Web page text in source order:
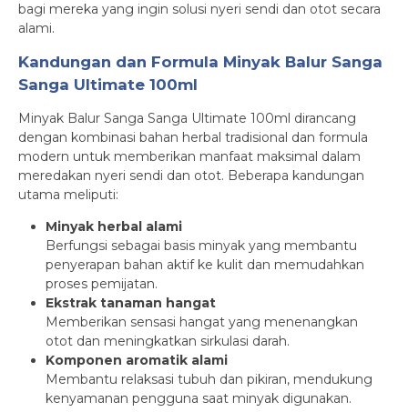
bagi mereka yang ingin solusi nyeri sendi dan otot secara
alami.
Kandungan dan Formula Minyak Balur Sanga
Sanga Ultimate 100ml
Minyak Balur Sanga Sanga Ultimate 100ml dirancang
dengan kombinasi bahan herbal tradisional dan formula
modern untuk memberikan manfaat maksimal dalam
meredakan nyeri sendi dan otot. Beberapa kandungan
utama meliputi:
Minyak herbal alami
Berfungsi sebagai basis minyak yang membantu
penyerapan bahan aktif ke kulit dan memudahkan
proses pemijatan.
Ekstrak tanaman hangat
Memberikan sensasi hangat yang menenangkan
otot dan meningkatkan sirkulasi darah.
Komponen aromatik alami
Membantu relaksasi tubuh dan pikiran, mendukung
kenyamanan pengguna saat minyak digunakan.